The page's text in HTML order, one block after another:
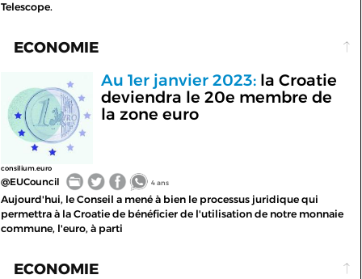
Telescope.
ECONOMIE
consilium.euro
Au 1er janvier 2023:la Croatie
deviendra le 20e membre de
la zone euro
@EUCouncil 4 ans
Aujourd'hui, le Conseil a mené à bien le processus juridique qui
permettra à la Croatie de bénéficier de l'utilisation de notre monnaie
commune, l'euro, à parti
ECONOMIE